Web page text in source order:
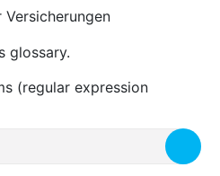
glossary.
(regular expression